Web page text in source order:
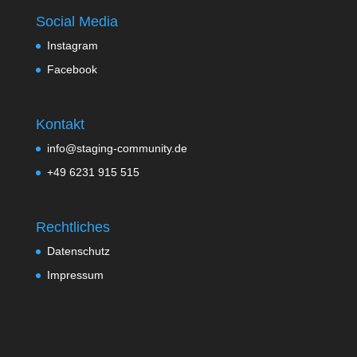
Social Media
Instagram
Facebook
Kontakt
info@staging-community.de
+49 6231 915 515
Rechtliches
Datenschutz
Impressum